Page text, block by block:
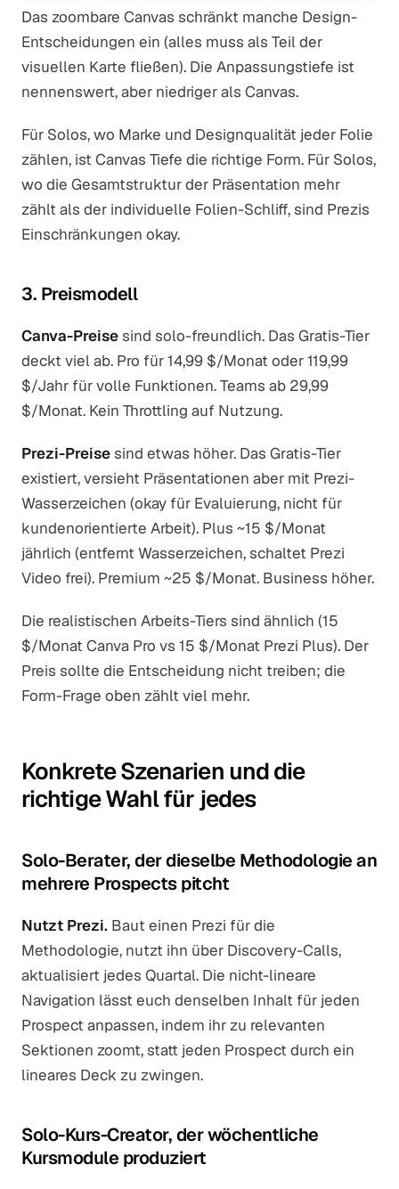
Das zoombare Canvas schränkt manche Design-
Entscheidungen ein (alles muss als Teil der
visuellen Karte fließen). Die Anpassungstiefe ist
nennenswert, aber niedriger als Canvas.
Für Solos, wo Marke und Designqualität jeder Folie
zählen, ist Canvas Tiefe die richtige Form. Für Solos,
wo die Gesamtstruktur der Präsentation mehr
zählt als der individuelle Folien-Schliff, sind Prezis
Einschränkungen okay.
3. Preismodell
Canva-Preisesind solo-freundlich. Das Gratis-Tier
deckt viel ab. Pro für 14,99 $/Monat oder 119,99
$/Jahr für volle Funktionen. Teams ab 29,99
$/Monat. Kein Throttling auf Nutzung.
Prezi-Preisesind etwas höher. Das Gratis-Tier
existiert, versieht Präsentationen aber mit Prezi-
Wasserzeichen (okay für Evaluierung, nicht für
kundenorientierte Arbeit). Plus ~15 $/Monat
jährlich (entfernt Wasserzeichen, schaltet Prezi
Video frei). Premium ~25 $/Monat. Business höher.
Die realistischen Arbeits-Tiers sind ähnlich (15
$/Monat Canva Pro vs 15 $/Monat Prezi Plus). Der
Preis sollte die Entscheidung nicht treiben; die
Form-Frage oben zählt viel mehr.
Konkrete Szenarien und die
richtige Wahl für jedes
Solo-Berater, der dieselbe Methodologie an
mehrere Prospects pitcht
Nutzt Prezi. Baut einen Prezi für die
Methodologie, nutzt ihn über Discovery-Calls,
aktualisiert jedes Quartal. Die nicht-lineare
Navigation lässt euch denselben Inhalt für jeden
Prospect anpassen, indem ihr zu relevanten
Sektionen zoomt, statt jeden Prospect durch ein
lineares Deck zu zwingen.
Solo-Kurs-Creator, der wöchentliche
Kursmodule produziert